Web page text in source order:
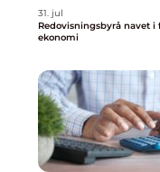
31. jul
Redovisningsbyrå navet i företagets
ekonomi